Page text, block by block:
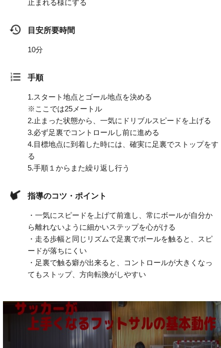
止まれる様にする
目安所要時間
10分
手順
1.スタート地点とゴール地点を決める
※ここでは25メートル
2. 止まった状態から、一気にドリブルスピードを上げる
3.必ず足裏でコントロールし前に進める
4.目標地点に到着した時には、確実に足裏でストップをす
る
5.手順１からまた繰り返し行う
指導のコツ・ポイント
・一気にスピードを上げて前進し、常にボールが自分か
ら離れないように細かいステップを心がける
・走る歩幅と同じリズムで足裏でボールを触ると、スピ
ードが落ちにくい
・足裏で触る癖が出来ると、コントロールが大きくなっ
てもストップ、方向転換がしやすい